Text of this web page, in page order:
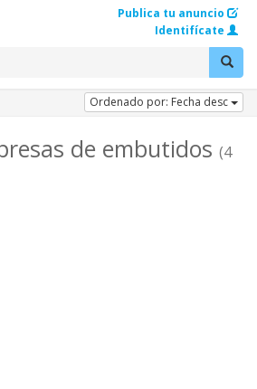
Publica tu anuncio
Identifícate
Ordenado por: Fecha desc
de embutidos (4